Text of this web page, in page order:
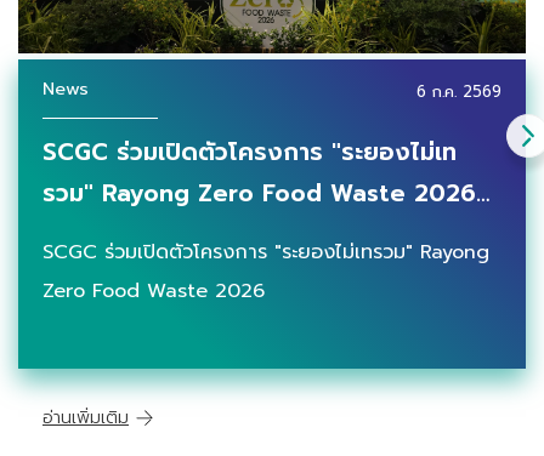
News 6 ก.ค. 2569
SCGC ร่วมเปิดตัวโครงการ "ระยองไม่เท
รวม" Rayong Zero Food Waste 2026
ผนึกความร่วมมือขับเคลื่อนการคัดแยกขยะ
ต้นทาง สู่สังคมเศรษฐกิจหมุนเวียน
SCGC ร่วมเปิดตัวโครงการ "ระยองไม่เทรวม" Rayong
Zero Food Waste 2026
อ่านเพิ่มเติม